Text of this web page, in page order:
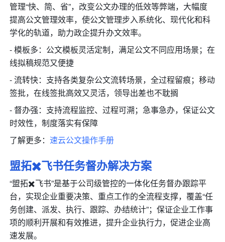
管理“快、简、省”，改变公文办理的低效等弊端，大幅度
提高公文管理效率，使公文管理步入系统化、现代化和科
学化的轨道，助力政企提升办文效率。
- 模板多：公文模板灵活定制，满足公文不同应用场景；在
线拟稿规范又便捷
- 流转快：支持各类复杂公文流转场景，全过程留痕；移动
签批，在线签批高效又灵活，领导出差也不耽搁
- 督办强：支持流程监控、过程可溯；急事急办，保证公文
时效性，制度落实有保障
了解更多：速云公文操作手册
盟拓✖️飞书任务督办解决方案
“盟拓✖️飞书”是基于公司级管控的一体化任务督办跟踪平
台，实现企业重要决策、重点工作的全流程支撑，覆盖“任
务创建、派发、执行、跟踪、办结统计”；保证企业工作事
项的顺利开展和有效推进，提升企业执行力，促进企业高
速发展。